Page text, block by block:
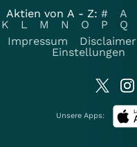
Aktien von A - Z: # A
K
L M N O P Q
Impressum
Disclaimer
Einstellungen
Unsere Apps: